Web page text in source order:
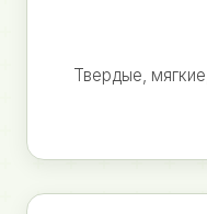
Твердые,